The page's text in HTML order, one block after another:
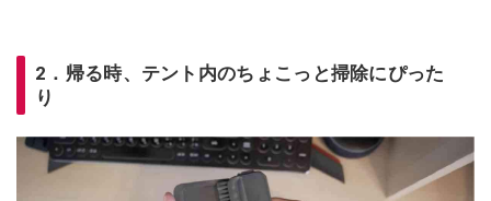
2．帰る時、テント内のちょこっと掃除にぴった
り